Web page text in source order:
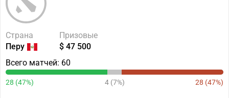
Страна
Перу
Призовые
$ 47 500
Всего матчей: 60
28 (47%) 4 (7%) 28 (47%)